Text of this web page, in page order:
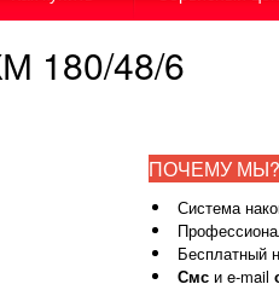
180/48/6
ПОЧЕМУ МЫ?
Система
Бесплатный
Смс и e-mail